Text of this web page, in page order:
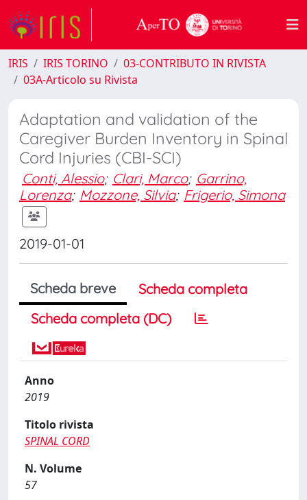
IRIS IRIS TORINO
03-CONTRIBUTO IN RIVISTA
03A-Articolo su Rivista
Adaptation and validation of the
Caregiver Burden Inventory in Spinal
Cord Injuries (CBI-SCI)
Conti, Alessio; Clari, Marco; Garrino,
Lorenza; Mozzone, Silvia; Frigerio, Simona
2019-01-01
Scheda breve
Scheda completa
Scheda completa (DC)
Anno
2019
Titolo rivista
SPINAL CORD
N. Volume
57